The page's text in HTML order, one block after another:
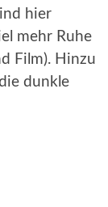
hier
mehr Ruhe
Film). Hinzu
dunkle